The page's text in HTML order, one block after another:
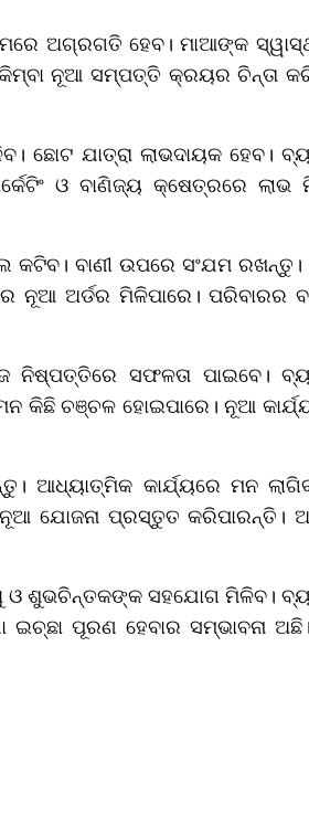
ଅଗ୍ରଗତି ହେବ। ମାଆଙ୍କ
ନୂଆ ସମ୍ପତ୍ତି କ୍ରୟର ଚିନ୍ତା
ଛୋଟ ଯାତ୍ରା ଲାଭଦାୟକ ହେବ।
ଓ ବାଣିଜ୍ୟ କ୍ଷେତ୍ରରେ ଲାଭ
ବାଣୀ ଉପରେ ସଂଯମ ରଖନ୍ତୁ।
ନୂଆ ଅର୍ଡର ମିଳିପାରେ। ପରିବାରର
ସଫଳତା ପାଇବେ।
କିଛି ଚଞ୍ଚଳ ହୋଇପାରେ। ନୂଆ
ଆଧ୍ୟାତ୍ମିକ କାର୍ଯ୍ୟରେ ମନ
ଯୋଜନା ପ୍ରସ୍ତୁତ କରିପାରନ୍ତି।
ଓ ଶୁଭଚିନ୍ତକଙ୍କ ସହଯୋଗ ମିଳିବ।
ପୂରଣ ହେବାର ସମ୍ଭାବନା ଅଛି।